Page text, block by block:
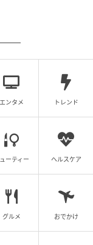
エンタメ トレンド
ーティー ヘルスケア
グルメ おでかけ